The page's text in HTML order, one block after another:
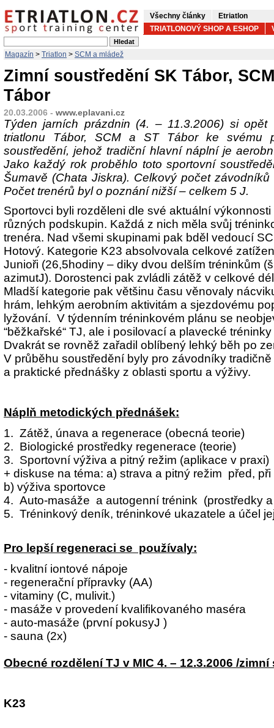
Všechny články
Etriatlon
TRIATLONOVÝ SHOP A ESHOP
Magazín > Triatlon > SCM a mládež
Zimní soustředění SK Tábor,
Tábor
20.03.2006 - www.eplavani.cz
Týden jarních prázdnin (4. – 11.3.2006) si opět
triatlonu Tábor, SCM a ST Tábor ke svému
soustředění, jehož tradiční hlavní náplní je
Jako každý rok proběhlo toto sportovní
Šumavě (Chata Jiskra). Celkový počet
Počet trenérů byl o poznání nižší – celkem 5 J.
Sportovci byli rozděleni dle své aktuální
různých podskupin. Každá z nich měla svůj
trenéra. Nad všemi skupinami pak bděl vedoucí
Hotový. Kategorie K23 absolvovala celkové
Junioři (26,5hodiny – diky dvou delším tréninkům
azimutJ). Dorostenci pak zvládli zátěž v celkové
Mladší kategorie pak většinu času věnovaly
hrám, lehkým aerobním aktivitám a sjezdovému
lyžování. V týdenním tréninkovém plánu se
“běžkařské“ TJ, ale i posilovací a plavecké
Dvakrát se rovněž zařadil oblíbený lehký běh po
V průběhu soustředění byly pro závodníky
a praktické přednášky z oblasti sportu a výživy.
Náplň metodických přednášek:
1. Zátěž, únava a regenerace (obecná teorie)
2. Biologické prostředky regenerace (teorie)
3. Sportovní výživa a pitný režim (aplikace v praxi)
+ diskuse na téma: a) strava a pitný režim před,
b) výživa sportovce
4. Auto-masáže a autogenní trénink (prostředky
5. Tréninkový deník, tréninkové ukazatele a účel
Pro lepší regeneraci se používaly:
- kvalitní iontové nápoje
- regenerační přípravky (AA)
- vitaminy (C, mulivit.)
- masáže v provedení kvalifikovaného maséra
- auto-masáže (první pokusyJ )
- sauna (2x)
Obecné rozdělení TJ v MIC 4. – 12.3.2006 /
K23